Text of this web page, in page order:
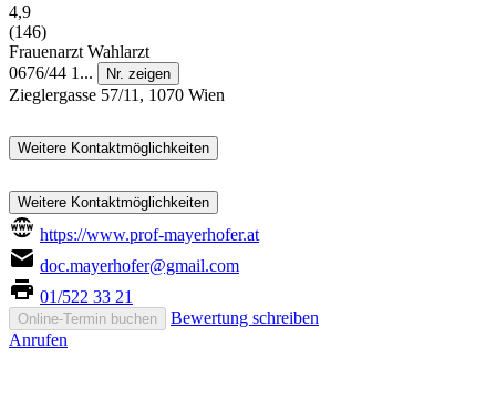
4,9
(146)
Frauenarzt Wahlarzt
0676/44 1...
Nr. zeigen
Zieglergasse 57/11, 1070 Wien
Weitere Kontaktmöglichkeiten
Weitere Kontaktmöglichkeiten
https://www.prof-mayerhofer.at
doc.mayerhofer@gmail.com
01/522 33 21
Online-Termin buchen
Bewertung schreiben
Anrufen